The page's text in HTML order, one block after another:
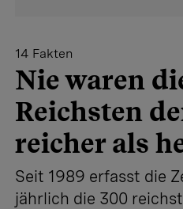
14 Fakten
Nie waren
Reichsten
reicher als
Seit 1989 erfasst die
jährlich die 300